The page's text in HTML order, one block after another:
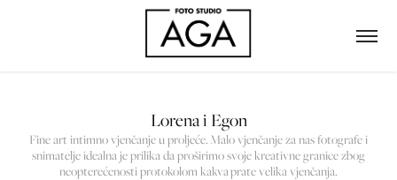
Lorena i Egon
Fine art intimno vjenčanje u proljeće. Malo vjenčanje za nas fotografe i
snimatelje idealna je prilika da proširimo svoje kreativne granice zbog
neopterećenosti protokolom kakva prate velika vjenčanja.